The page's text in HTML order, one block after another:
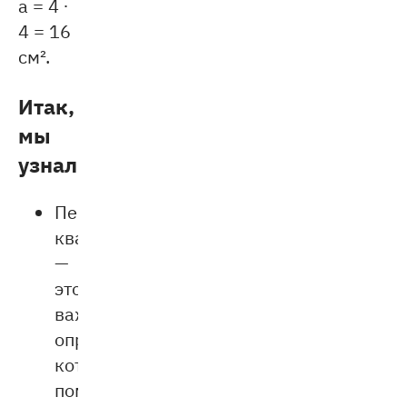
a = 4 ∙
4 = 16
см².
Итак,
мы
узнали:
Периметр
квадрата
—
это
важное
определение,
которое
помогает